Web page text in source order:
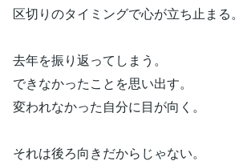
区切りのタイミングで心が立ち止まる。
去年を振り返ってしまう。
できなかったことを思い出す。
変われなかった自分に目が向く。
それは後ろ向きだからじゃない。